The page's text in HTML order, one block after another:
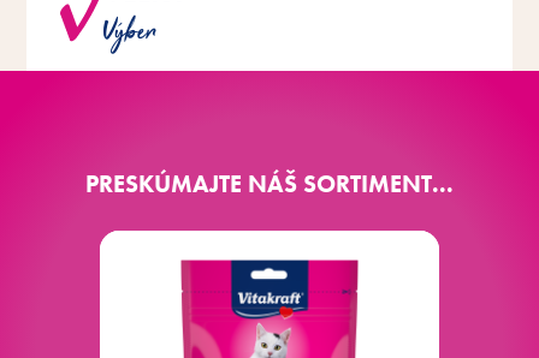
Výber
Široká škála druhov s rôznymi príchuťami.
PRESKÚMAJTE NÁŠ SORTIMENT...